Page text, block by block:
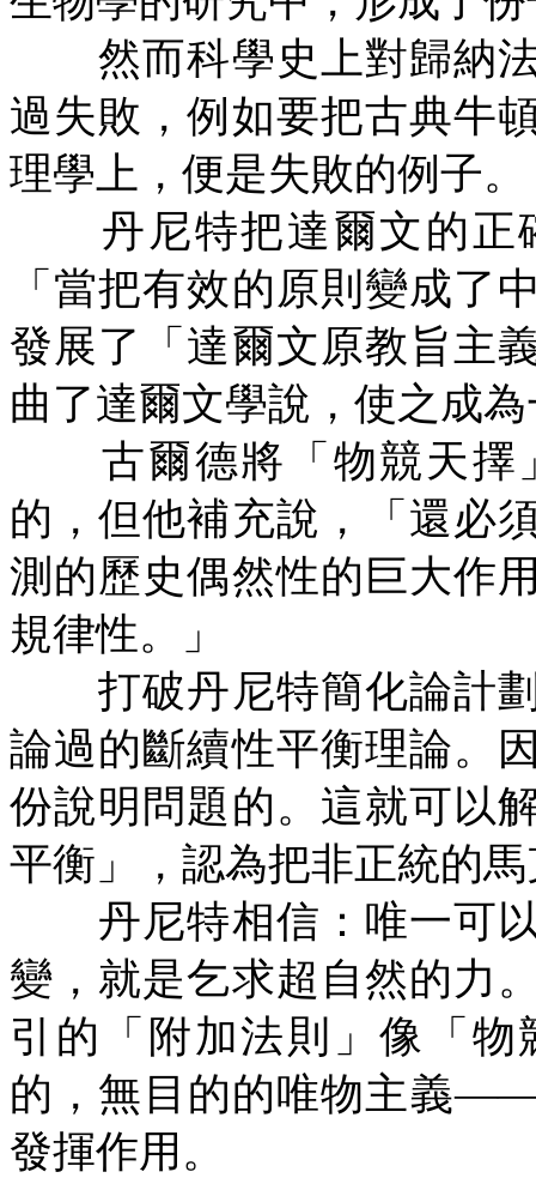
然而科學史上對歸納法
過失敗，例如要把古典牛
理學上，便是失敗的例子。
丹尼特把達爾文的正
「當把有效的原則變成了
發展了「達爾文原教旨主
曲了達爾文學說，使之成
古爾德將「物競天擇
的，但他補充說，「還必
測的歷史偶然性的巨大作
規律性。」
打破丹尼特簡化論計劃
論過的斷續性平衡理論。
份說明問題的。這就可以
平衡」，認為把非正統的
丹尼特相信：唯一可以
變，就是乞求超自然的力
引的「附加法則」像「
的，無目的的唯物主義
發揮作用。